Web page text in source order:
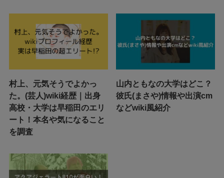
村上、元気そうでよかっ
た。(芸人)wiki経歴｜出身
高校・大学は早稲田のエリ
ート！本名や気になること
を調査
山内ともなの大学はどこ？
彼氏(まさや)情報や出演cm
などwiki風紹介